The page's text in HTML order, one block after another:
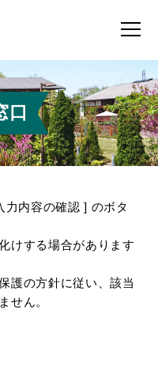
口
力内容の確認 ] のボタ
けする場合があります
護の方針に従い、該当
せん。